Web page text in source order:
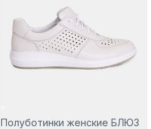
Полуботинки женские БЛЮЗ